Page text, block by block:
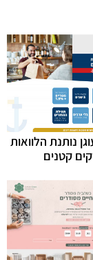
נותנת הלוואות
קטנים